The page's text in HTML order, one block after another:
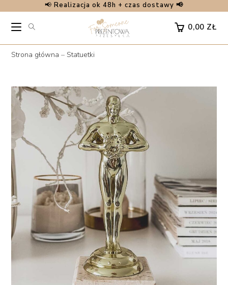
content
📢 Realizacja ok 48h + czas dostawy 📢
0,00 ZŁ
Strona główna –Statuetki